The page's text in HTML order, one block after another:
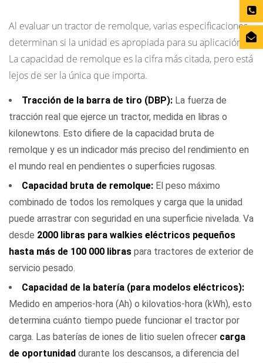
Al evaluar un tractor de remolque, varias especificaciones
determinan si la unidad es apropiada para su aplicación.
La capacidad de remolque es la cifra más citada, pero está
lejos de ser la única que importa.
Tracción de la barra de tiro (DBP): La fuerza de
tracción real que ejerce un tractor, medida en libras o
kilonewtons. Esto difiere de la capacidad bruta de
remolque y es un indicador más preciso del rendimiento en
el mundo real en pendientes o superficies rugosas.
Capacidad bruta de remolque: El peso máximo
combinado de todos los remolques y carga que la unidad
puede arrastrar con seguridad en una superficie nivelada. Va
desde 2000 libras para walkies eléctricos pequeños
hasta más de 100 000 libras para tractores de exterior de
servicio pesado.
Capacidad de la batería (para modelos eléctricos):
Medido en amperios-hora (Ah) o kilovatios-hora (kWh), esto
determina cuánto tiempo puede funcionar el tractor por
carga. Las baterías de iones de litio suelen ofrecer carga
de oportunidad durante los descansos, a diferencia del